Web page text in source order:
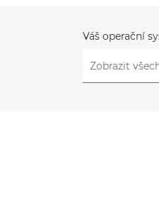
Váš operační